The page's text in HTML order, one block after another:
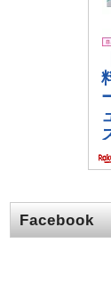
Facebook